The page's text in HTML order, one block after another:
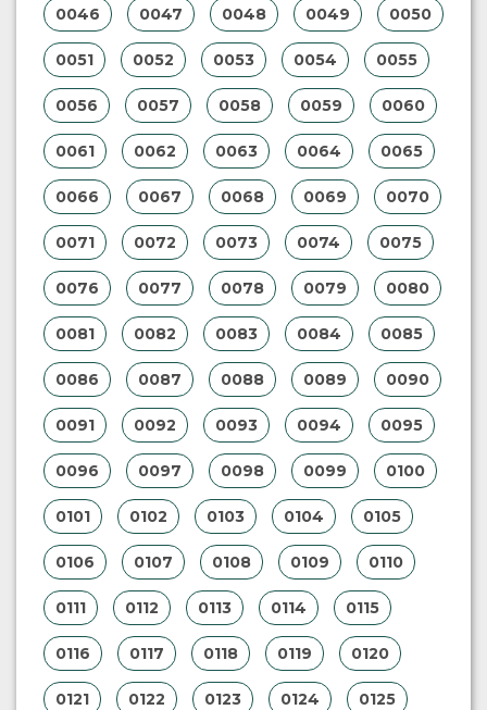
0046 0047 0048 0049 0050
0051 0052 0053 0054 0055
0056 0057 0058 0059 0060
0061 0062 0063 0064 0065
0066 0067 0068 0069 0070
0071 0072 0073 0074 0075
0076 0077 0078 0079 0080
0081 0082 0083 0084 0085
0086 0087 0088 0089 0090
0091 0092 0093 0094 0095
0096 0097 0098 0099 0100
0101 0102 0103 0104 0105
0106 0107 0108 0109 0110
0111 0112 0113 0114 0115
0116 0117 0118 0119 0120
0121 0122 0123 0124 0125